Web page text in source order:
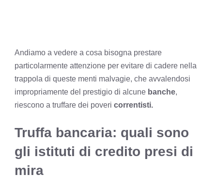
Andiamo a vedere a cosa bisogna prestare
particolarmente attenzione per evitare di cadere nella
trappola di queste menti malvagie, che avvalendosi
impropriamente del prestigio di alcune banche,
riescono a truffare dei poveri correntisti.
Truffa bancaria: quali sono
gli istituti di credito presi di
mira